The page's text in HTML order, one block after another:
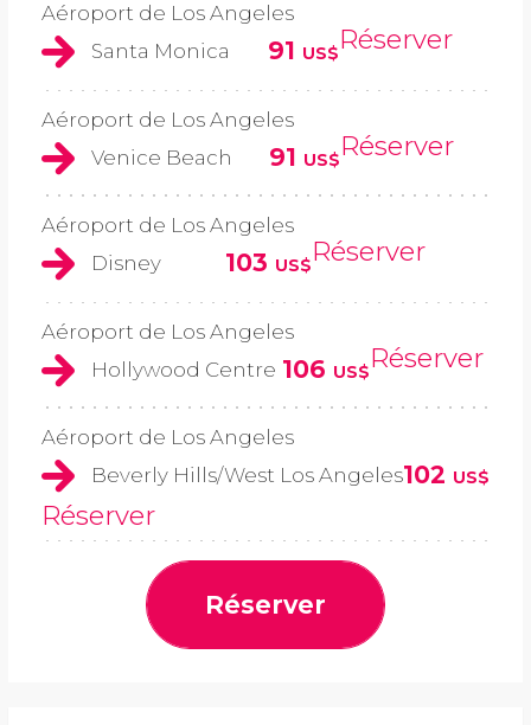
Aéroport de Los Angeles
Santa Monica
91 US$Réserver
Aéroport de Los Angeles
Venice Beach
91 US$Réserver
Aéroport de Los Angeles
Disney
103 US$Réserver
Aéroport de Los Angeles
Hollywood Centre 106 US$Réserver
Aéroport de Los Angeles
Beverly Hills/West Los Angeles102 US$
Réserver
Réserver